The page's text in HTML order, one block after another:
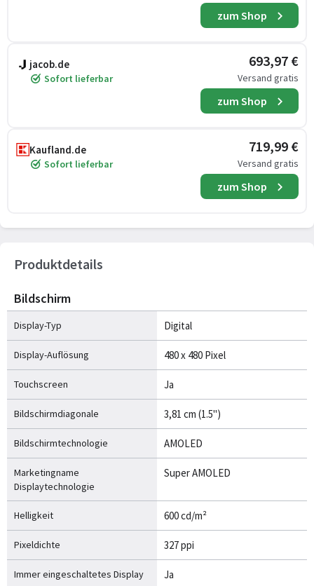
zum Shop
jacob.de
Sofort lieferbar
693,97 €
Versand gratis
zum Shop
Kaufland.de
Sofort lieferbar
719,99 €
Versand gratis
zum Shop
Produktdetails
Bildschirm
Display-Typ Digital
Display-Auflösung 480 x 480 Pixel
Touchscreen Ja
Bildschirmdiagonale 3,81 cm (1.5")
Bildschirmtechnologie AMOLED
Marketingname
Displaytechnologie
Super AMOLED
Helligkeit 600 cd/m²
Pixeldichte 327 ppi
Immer eingeschaltetes Display Ja